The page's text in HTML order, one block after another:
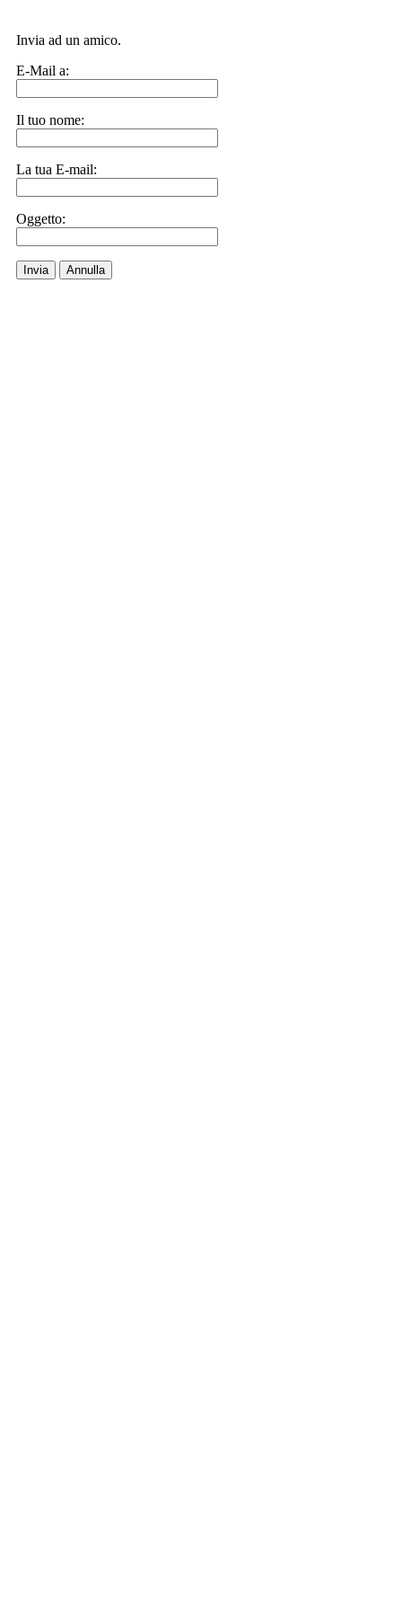
Invia ad un amico.
E-Mail a:
Il tuo nome:
La tua E-mail:
Oggetto:
Invia Annulla